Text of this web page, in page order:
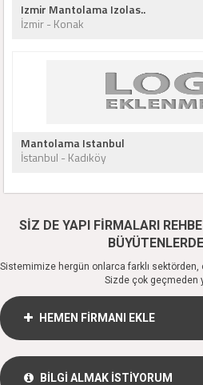
Izmir Mantolama Izolas..
İzmir - Konak
Mantolama Istanbul
İstanbul - Kadıköy
SİZ DE YAPI FİRMALARI
Sistemimize hergün onlarca farklı sektörden,
Sizde çok geçmeden
HEMEN FİRMANI EKLE
BİLGİ ALMAK İSTİYORUM